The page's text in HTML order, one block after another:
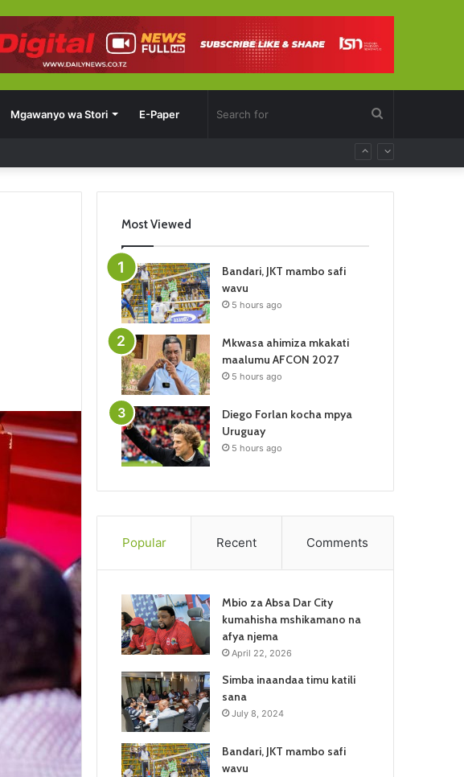
Mgawanyo wa Stori E-Paper
Most Viewed
Bandari, JKT mambo safi
wavu
5 hours ago
Mkwasa ahimiza mkakati
maalumu AFCON 2027
5 hours ago
Diego Forlan kocha mpya
Uruguay
5 hours ago
Popular Recent Comments
Mbio za Absa Dar City
kumahisha mshikamano na
afya njema
April 22, 2026
Simba inaandaa timu katili
sana
July 8, 2024
Bandari, JKT mambo safi
wavu